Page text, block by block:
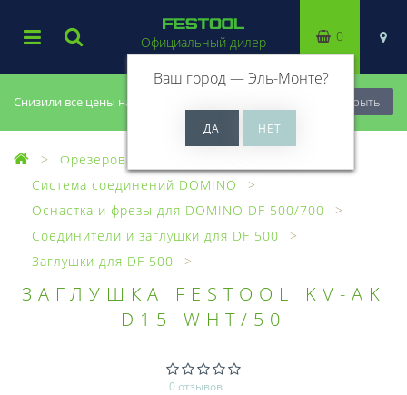
Снизили все цены на 20%, успей купить! Закрыть
Официальный дилер
Ваш город —Эль-Монте?
0
Фрезерование
Система соединений DOMINO
Оснастка и фрезы для DOMINO DF 500/700
Соединители и заглушки для DF 500
Заглушки для DF 500
ЗАГЛУШКА FESTOOL KV-AK
D15 WHT/50
0 отзывов